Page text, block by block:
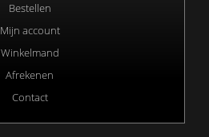
Bestellen
Mijn account
Winkelmand
Afrekenen
Contact